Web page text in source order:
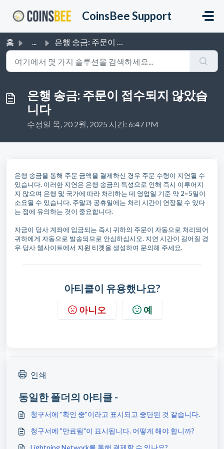
CoinsBee Support
홈 ... 은행 송금: 주문이 접수되지 않았습니다
은행 송금: 주문이 접수되지 않았습
니다
수정일 목, 20 2월, 2025 시간: 6:47 PM
은행 송금을 통해 주문 금액을 결제하신 경우 주문 수령이 지연될 수
있습니다. 이러한 지연은 은행 송금의 특성으로 인해 즉시 이루어지
지 않으며 은행 및 국가에 따라 처리하는 데 영업일 기준 약 2~5일이
소요될 수 있습니다. 주말과 공휴일에는 처리 시간이 연장될 수 있다
는 점에 유의하는 것이 중요합니다.
자금이 당사 계좌에 입금되는 즉시 귀하의 주문이 자동으로 처리되어
귀하에게 자동으로 발송되므로 안심하십시오. 지연 시간이 길어질 경
우 당사 웹사이트에서 지원 티켓을 생성하여 문의해 주세요.
아티클이 유용했나요?
아니오 예
인쇄
동일한 폴더의 아티클 -
청구서에 "확인 중"이라고 표시되고 중단된 것 같습니다.
청구서에 "만료됨"이 표시됩니다. 어떻게 해야 합니까?
Lightning Network를 통해 결제할 수 있나요?